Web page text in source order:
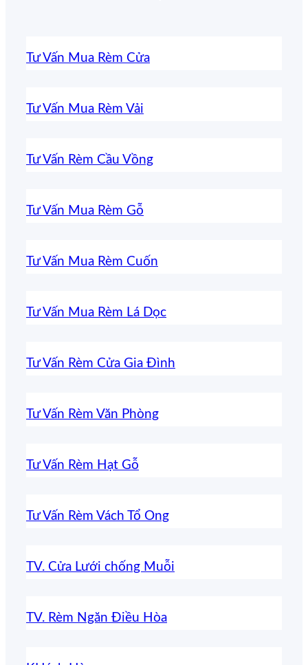
Tư Vấn Mua Rèm Cửa
Tư Vấn Mua Rèm Vải
Tư Vấn Rèm Cầu Vồng
Tư Vấn Mua Rèm Gỗ
Tư Vấn Mua Rèm Cuốn
Tư Vấn Mua Rèm Lá Dọc
Tư Vấn Rèm Cửa Gia Đình
Tư Vấn Rèm Văn Phòng
Tư Vấn Rèm Hạt Gỗ
Tư Vấn Rèm Vách Tổ Ong
TV. Cửa Lưới chống Muỗi
TV. Rèm Ngăn Điều Hòa